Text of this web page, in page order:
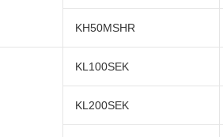
KH50MSHR
KL100SEK
KL200SEK